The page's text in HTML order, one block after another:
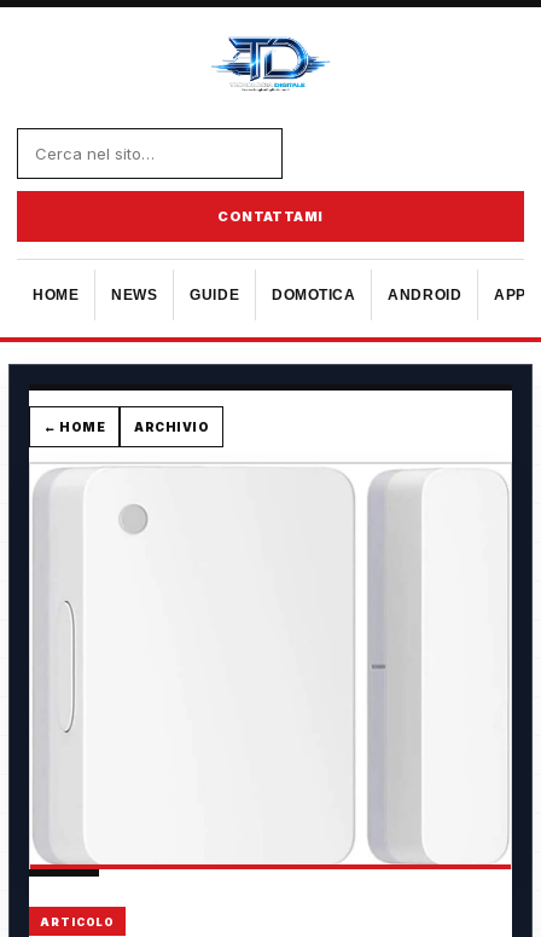
CONTATTAMI
HOME NEWS GUIDE DOMOTICA ANDROID
← HOME ARCHIVIO
ARTICOLO